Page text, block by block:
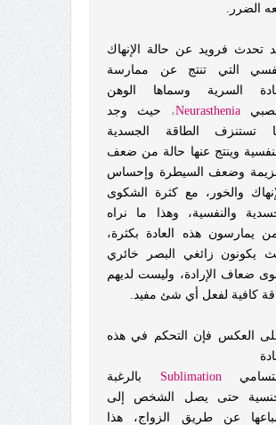
الضرر.
تحدث فرويد عن حالة الإنهاك
التي تنتج عن ممارسة
السرية وسماها الوهن
Neurasthenia، حيث وجد
تستنزف الطاقة الجسدية
وينتج عنها حالة من ضعف
وضعف السيطرة وإحساس
والخور، مع كثرة الشكوى
والنفسية، وهذا ما نراه
يمارسون هذه العادة بكثرة،
يكونون زائغي البصر خائري
ضعاف الإرادة، وليست لديهم
كافية لفعل أي شئ مفيد.
العكس فإن التحكم في هذه
Sublimation بالرغبة
حتى يصل الشخص إلى
عن طريق الزواج، هذا